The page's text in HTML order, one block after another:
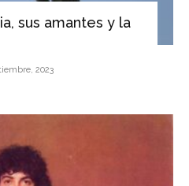
sus amantes y la
2023